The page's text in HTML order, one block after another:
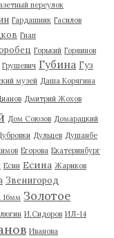
переулок
Гардашник Гасилов
Гнап
Горький Горяинов
Грушевич Губина Гуз
музей Даша Корягина
Дмитрий Жохов
Дом Союзов Домарацкий
Дульцев Душанбе
Егорова Екатеринбург
Есин Есина Жариков
Звенигород
16мм Золотое
И.Сидоров ИЛ-14
Иванова